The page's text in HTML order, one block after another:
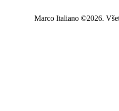
Marco Italiano ©2026.